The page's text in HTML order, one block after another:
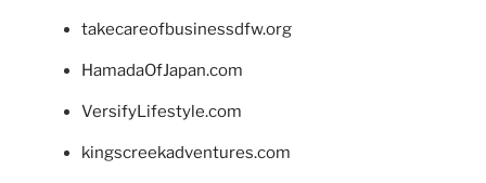
takecareofbusinessdfw.org
HamadaOfJapan.com
VersifyLifestyle.com
kingscreekadventures.com